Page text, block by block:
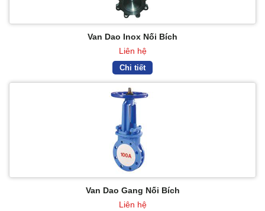
Van Dao Inox Nối Bích
Liên hệ
Chi tiết
Van Dao Gang Nối Bích
Liên hệ